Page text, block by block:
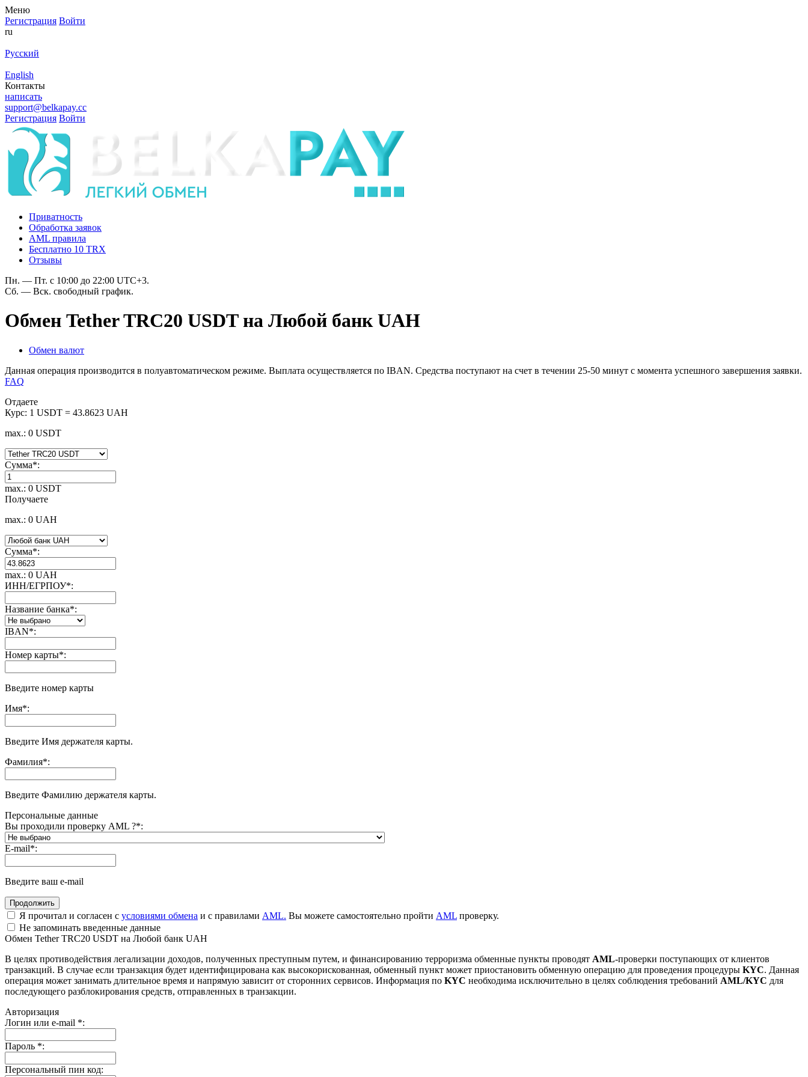
Меню
Регистрация Войти
ru
Русский
English
Контакты
написать
support@belkapay.cc
Регистрация Войти
Приватность
Обработка заявок
AML правила
Бесплатно 10 TRX
Отзывы
Пн. — Пт. с 10:00 до 22:00 UTC+3.
Сб. — Вск. свободный график.
Обмен Tether TRC20 USDT на Любой банк UAH
Обмен валют
Данная операция производится в полуавтоматическом режиме. Выплата осуществляется по IBAN. Средства поступают на счет в течении 25-50 минут с момента успешного завершения заявки.
FAQ
Отдаете
Курс: 1 USDT = 43.8623 UAH
max.: 0 USDT
Сумма*:
max.: 0 USDT
Получаете
max.: 0 UAH
Сумма*:
max.: 0 UAH
ИНН/ЕГРПОУ*:
Название банка*:
IBAN*:
Номер карты*:
Введите номер карты
Имя*:
Введите Имя держателя карты.
Фамилия*:
Введите Фамилию держателя карты.
Персональные данные
Вы проходили проверку AML ?*:
E-mail*:
Введите ваш e-mail
Я прочитал и согласен с условиями обмена и с правилами AML. Вы можете самостоятельно пройти AML проверку.
Не запоминать введенные данные
Обмен Tether TRC20 USDT на Любой банк UAH
В целях противодействия легализации доходов, полученных преступным путем, и финансированию терроризма обменные пункты проводят AML-проверки поступающих от клиентов
транзакций. В случае если транзакция будет идентифицирована как высокорискованная, обменный пункт может приостановить обменную операцию для проведения процедуры KYC. Данная
операция может занимать длительное время и напрямую зависит от сторонних сервисов. Информация по KYC необходима исключительно в целях соблюдения требований AML/KYC для
последующего разблокирования средств, отправленных в транзакции.
Авторизация
Логин или e-mail *:
Пароль *:
Персональный пин код: